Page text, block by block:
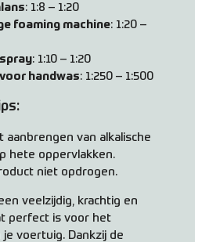
: 1:8 – 1:20
foaming machine: 1:20 –
: 1:10 – 1:20
handwas: 1:250 – 1:500
aanbrengen van alkalische
hete oppervlakken.
niet opdrogen.
veelzijdig, krachtig en
perfect is voor het
voertuig. Dankzij de